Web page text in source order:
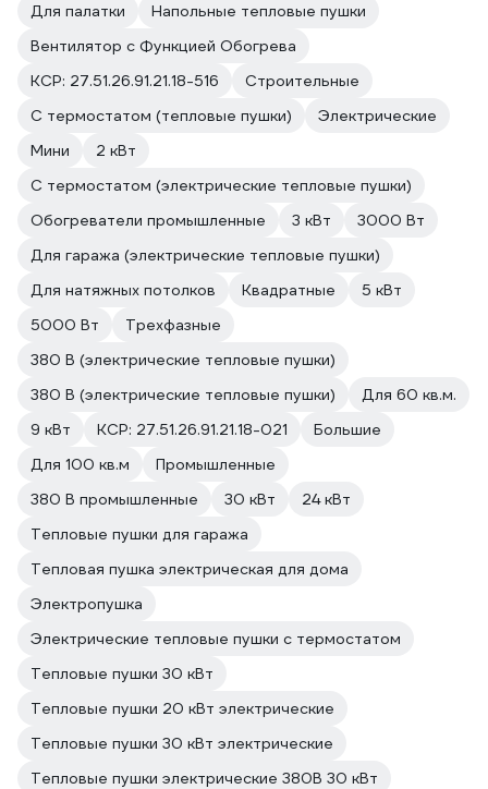
Для палатки
Напольные тепловые пушки
Вентилятор с Функцией Обогрева
КСР: 27.51.26.91.21.18-516
Строительные
С термостатом (тепловые пушки)
Электрические
Мини
2 кВт
С термостатом (электрические тепловые пушки)
Обогреватели промышленные
3 кВт
3000 Вт
Для гаража (электрические тепловые пушки)
Для натяжных потолков
Квадратные
5 кВт
5000 Вт
Трехфазные
380 В (электрические тепловые пушки)
380 В (электрические тепловые пушки)
Для 60 кв.м.
9 кВт
КСР: 27.51.26.91.21.18-021
Большие
Для 100 кв.м
Промышленные
380 В промышленные
30 кВт
24 кВт
Тепловые пушки для гаража
Тепловая пушка электрическая для дома
Электропушка
Электрические тепловые пушки с термостатом
Тепловые пушки 30 кВт
Тепловые пушки 20 кВт электрические
Тепловые пушки 30 кВт электрические
Тепловые пушки электрические 380В 30 кВт